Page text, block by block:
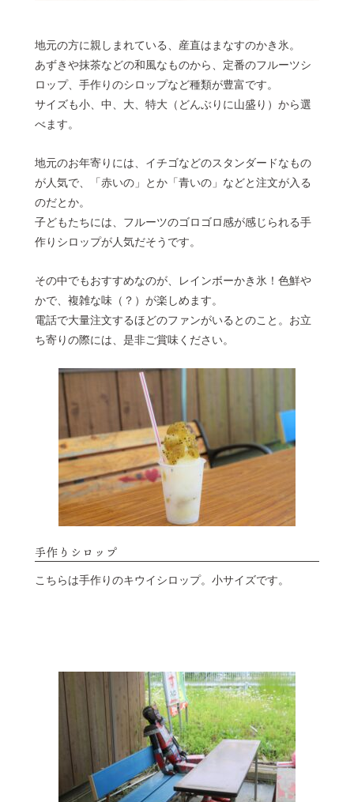
地元の方に親しまれている、産直はまなすのかき氷。
あずきや抹茶などの和風なものから、定番のフルーツシ
ロップ、手作りのシロップなど種類が豊富です。
サイズも小、中、大、特大（どんぶりに山盛り）から選
べます。
地元のお年寄りには、イチゴなどのスタンダードなもの
が人気で、「赤いの」とか「青いの」などと注文が入る
のだとか。
子どもたちには、フルーツのゴロゴロ感が感じられる手
作りシロップが人気だそうです。
その中でもおすすめなのが、レインボーかき氷！色鮮や
かで、複雑な味（？）が楽しめます。
電話で大量注文するほどのファンがいるとのこと。お立
ち寄りの際には、是非ご賞味ください。
手作りシロップ
こちらは手作りのキウイシロップ。小サイズです。